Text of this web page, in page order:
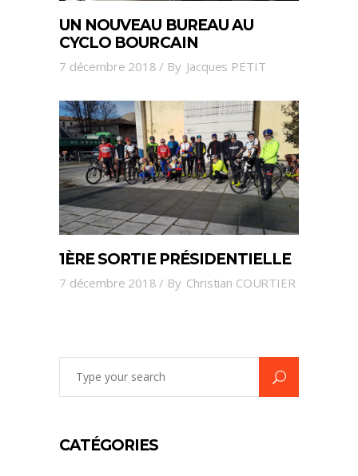
UN NOUVEAU BUREAU AU
CYCLO BOURCAIN
7 décembre 2018 By Jacques PETIT
1ÈRE SORTIE PRÉSIDENTIELLE
7 décembre 2018 By Christian COURTIER
CATÉGORIES